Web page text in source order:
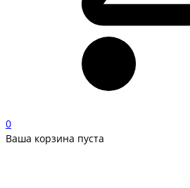
0
Ваша корзина пуста